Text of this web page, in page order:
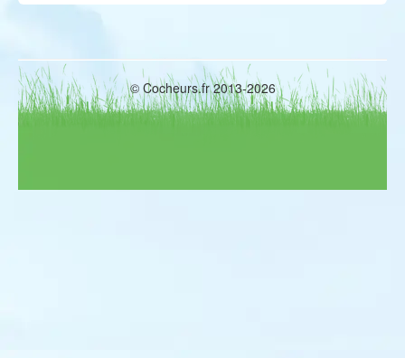
© Cocheurs.fr 2013-2026